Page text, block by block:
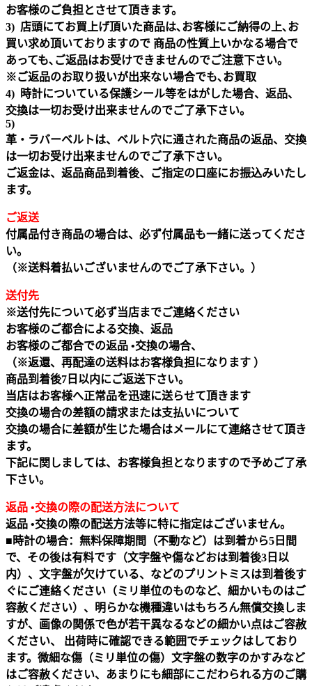
お客様のご負担とさせて頂きます。
3) 店頭にてお買上げ頂いた商品は､お客様にご納得の上､お
買い求め頂いておりますので 商品の性質上いかなる場合で
あっても､ご返品はお受けできませんのでご注意下さい｡
※ご返品のお取り扱いが出来ない場合でも､お買取
4) 時計についている保護シール等をはがした場合、返品、
交換は一切お受け出来ませんのでご了承下さい。
5)
革・ラバーベルトは、ベルト穴に通された商品の返品、交換
は一切お受け出来ませんのでご了承下さい。
ご返金は、返品商品到着後、ご指定の口座にお振込みいたし
ます。
ご返送
付属品付き商品の場合は、必ず付属品も一緒に送ってくださ
い。
（※送料着払いございませんのでご了承下さい。）
送付先
※送付先について必ず当店までご連絡ください
お客様のご都合による交換、返品
お客様のご都合での返品 •交換の場合、
（※返還、再配達の送料はお客様負担になります ）
商品到着後7日以内にご返送下さい。
当店はお客様へ正常品を迅速に送らせて頂きます
交換の場合の差額の請求または支払いについて
交換の場合に差額が生じた場合はメールにて連絡させて頂き
ます。
下記に関しましては、お客様負担となりますので予めご了承
下さい。
返品 •交換の際の配送方法について
返品 •交換の際の配送方法等に特に指定はございません。
■時計の場合：無料保障期間（不動など）は到着から5日間
で、その後は有料です（文字盤や傷などおは到着後3日以
内）、文字盤が欠けている、などのプリントミスは到着後す
ぐにご連絡ください（ミリ単位のものなど、細かいものはご
容赦ください）、明らかな機種違いはもちろん無償交換しま
すが、画像の関係で色が若干異なるなどの細かい点はご容赦
ください、 出荷時に確認できる範囲でチェックはしており
ます。微細な傷（ミリ単位の傷）文字盤の数字のかすみなど
はご容赦ください、あまりにも細部にこだわられる方のご購